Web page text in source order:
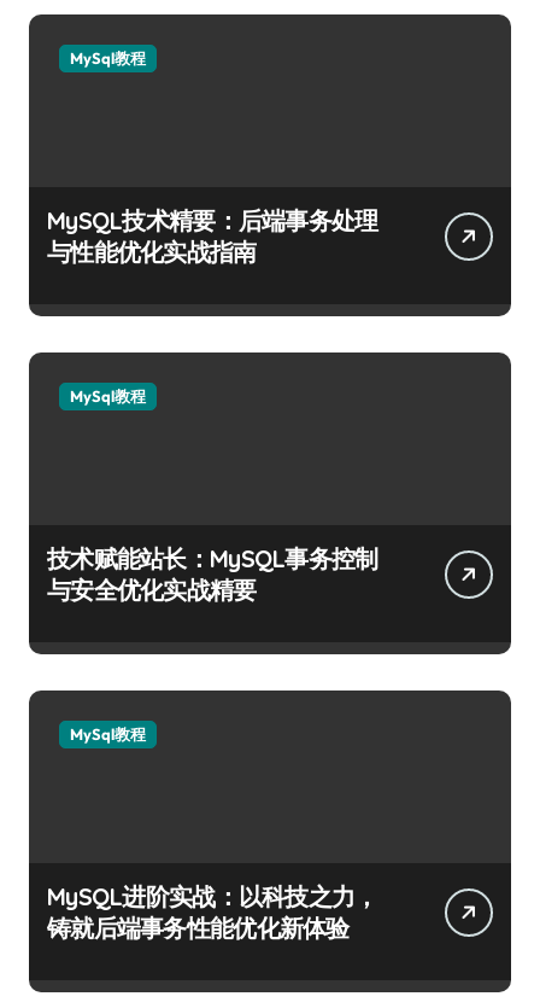
MySql教程
MySQL技术精要：后端事务处理
与性能优化实战指南
MySql教程
技术赋能站长：MySQL事务控制
与安全优化实战精要
MySql教程
MySQL进阶实战：以科技之力，
铸就后端事务性能优化新体验